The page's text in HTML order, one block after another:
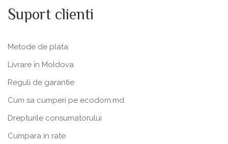
Suport clienti
Metode de plata
Livrare in Moldova
Reguli de garantie
Cum sa cumperi pe ecodom.md
Drepturile consumatorului
Cumpara in rate